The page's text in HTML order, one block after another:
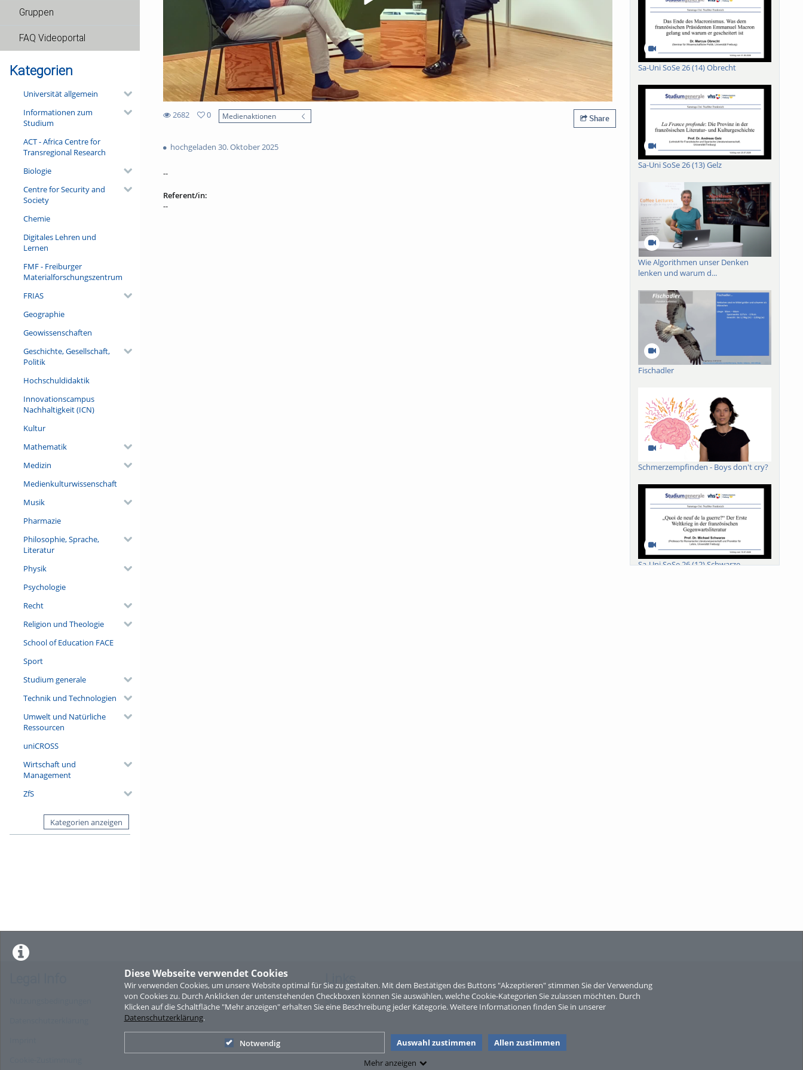
Diese Webseite verwendet Cookies
Wir verwenden Cookies, um unsere Website optimal für Sie zu gestalten. Mit dem Bestätigen des Buttons "Akzeptieren" stimmen Sie der Verwendung
von Cookies zu. Durch Anklicken der untenstehenden Checkboxen können Sie auswählen, welche Cookie-Kategorien Sie zulassen möchten. Durch
Klicken auf die Schaltfläche "Mehr anzeigen" erhalten Sie eine Beschreibung jeder Kategorie. Weitere Informationen finden Sie in unserer
Datenschutzerklärung.
Notwendig Auswahl zustimmen
Allen zustimmen
Mehr anzeigen
Gruppen
FAQ Videoportal
Kategorien
Universität allgemein
Informationen zum
Studium
ACT - Africa Centre for
Transregional Research
Biologie
Centre for Security and
Society
Chemie
Digitales Lehren und
Lernen
FMF - Freiburger
Materialforschungszentrum
FRIAS
Geographie
Geowissenschaften
Geschichte, Gesellschaft,
Politik
Hochschuldidaktik
Innovationscampus
Nachhaltigkeit (ICN)
Kultur
Mathematik
Medizin
Medienkulturwissenschaft
Musik
Pharmazie
Philosophie, Sprache,
Literatur
Physik
Psychologie
Recht
Religion und Theologie
School of Education FACE
Sport
Studium generale
Technik und Technologien
Umwelt und Natürliche
Ressourcen
uniCROSS
Wirtschaft und
Management
ZfS
Kategorien anzeigen
2682
views
0
Medienaktionen Share
hochgeladen 30. Oktober 2025
--
Referent/in:
--
Sa-Uni SoSe 26 (14) Obrecht
Sa-Uni SoSe 26 (13) Gelz
Wie Algorithmen unser Denken
lenken und warum d...
Fischadler
Schmerzempfinden - Boys don't cry?
Sa-Uni SoSe 26 (12) Schwarze
Sperber
Links
Sitemap